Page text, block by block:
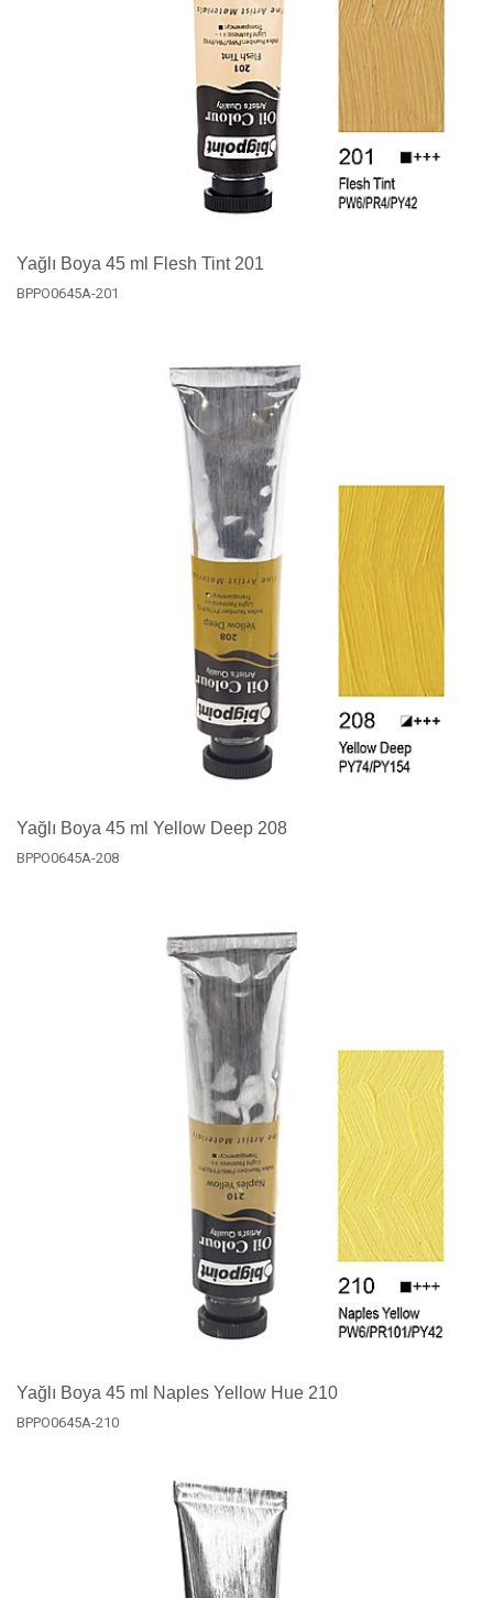
Yağlı Boya 45 ml Flesh Tint 201
BPPO0645A-201
Yağlı Boya 45 ml Yellow Deep 208
BPPO0645A-208
Yağlı Boya 45 ml Naples Yellow Hue 210
BPPO0645A-210